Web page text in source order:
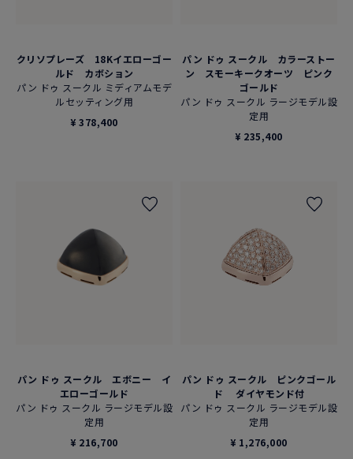
クリソプレーズ 18Kイエローゴー
ルド カボション
パン ドゥ スークル ミディアムモデ
ルセッティング用
¥ 378,400
パン ドゥ スークル カラーストー
ン スモーキークオーツ ピンク
ゴールド
パン ドゥ スークル ラージモデル設
定用
¥ 235,400
パン ドゥ スークル エボニー イ
エローゴールド
パン ドゥ スークル ラージモデル設
定用
¥ 216,700
パン ドゥ スークル ピンクゴール
ド ダイヤモンド付
パン ドゥ スークル ラージモデル設
定用
¥ 1,276,000